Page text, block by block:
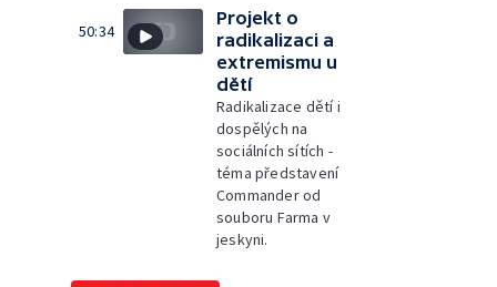
50:34
Projekt o
radikalizaci a
extremismu u
dětí
Radikalizace dětí i
dospělých na
sociálních sítích -
téma představení
Commander od
souboru Farma v
jeskyni.